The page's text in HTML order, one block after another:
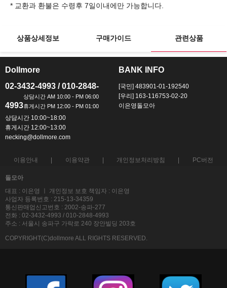
상품상세정보 구매가이드 관련상품
Dollmore
02-3432-4993 / 010-2848-
4993
상담시간 10:00~18:00
휴게시간 12:00~13:00
necking@dollmore.com
BANK INFO
[국민] 483901-01-192540
[우리] 163-116753-02-20
이은영돌모아
이용안내 이용약관 개인정보처리방침 PC버전
돌모아
대표 : 이은영 ㅣ 개인정보 보호 책임자 : 이은영
사업자 등록번호 : 215-13-34359
통신판매업신고번호 : 2002-송파-277
전화 : 02-3432-4993 / 010-2848-4993
주소 : 서울시 송파구 가락로 240 장안빌딩 203호
COPYRIGHT(C)dollmore ALL RIGHTS RESERVED.